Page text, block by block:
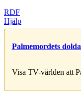
RDF
Hjälp
Palmemordets
Visa TV-världen att